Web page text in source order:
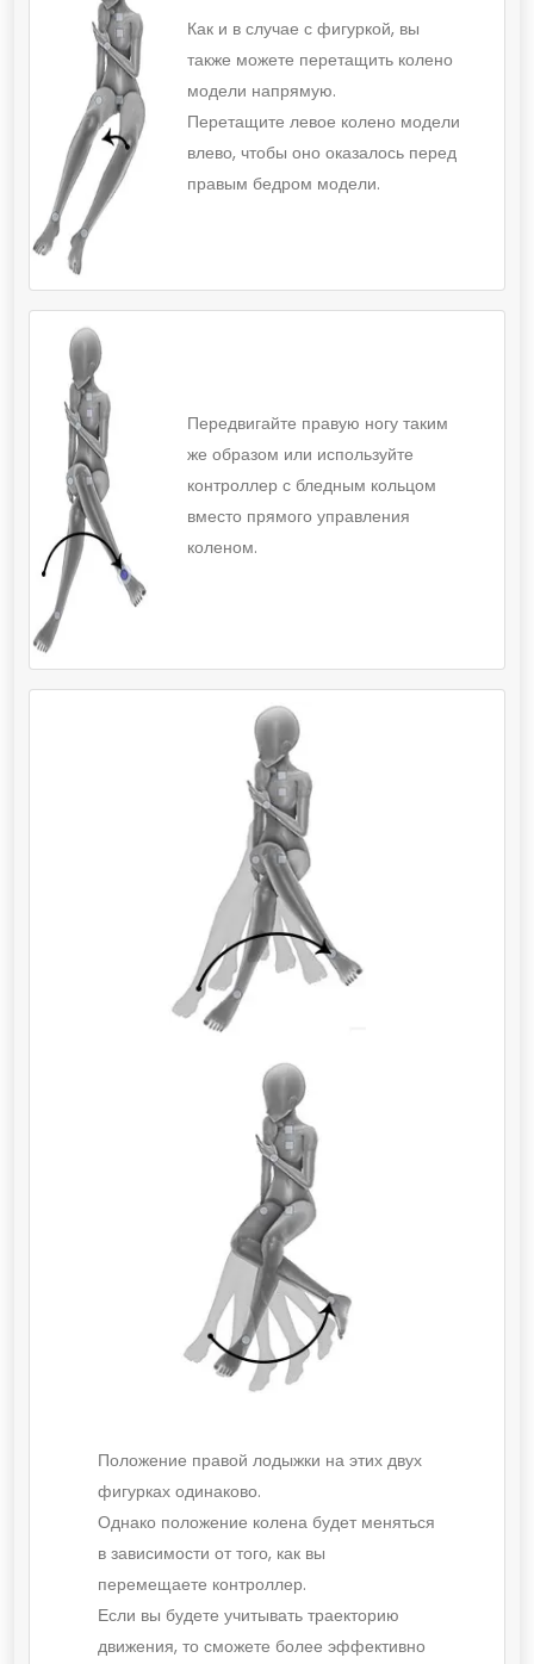
Как и в случае с фигуркой, вы
также можете перетащить колено
модели напрямую.
Перетащите левое колено модели
влево, чтобы оно оказалось перед
правым бедром модели.
Передвигайте правую ногу таким
же образом или используйте
контроллер с бледным кольцом
вместо прямого управления
коленом.
Положение правой лодыжки на этих двух
фигурках одинаково.
Однако положение колена будет меняться
в зависимости от того, как вы
перемещаете контроллер.
Если вы будете учитывать траекторию
движения, то сможете более эффективно